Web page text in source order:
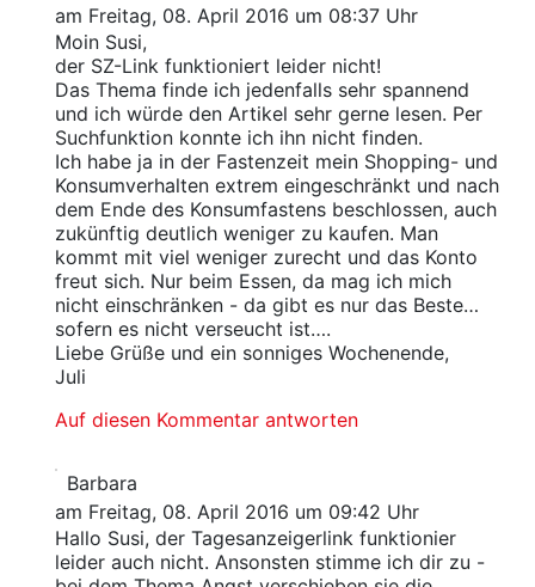
am Freitag, 08. April 2016 um 08:37 Uhr
Moin Susi,
der SZ-Link funktioniert leider nicht!
Das Thema finde ich jedenfalls sehr spannend
und ich würde den Artikel sehr gerne lesen. Per
Suchfunktion konnte ich ihn nicht finden.
Ich habe ja in der Fastenzeit mein Shopping- und
Konsumverhalten extrem eingeschränkt und nach
dem Ende des Konsumfastens beschlossen, auch
zukünftig deutlich weniger zu kaufen. Man
kommt mit viel weniger zurecht und das Konto
freut sich. Nur beim Essen, da mag ich mich
nicht einschränken - da gibt es nur das Beste…
sofern es nicht verseucht ist….
Liebe Grüße und ein sonniges Wochenende,
Juli
Auf diesen Kommentar antworten
Barbara
am Freitag, 08. April 2016 um 09:42 Uhr
Hallo Susi, der Tagesanzeigerlink funktionier
leider auch nicht. Ansonsten stimme ich dir zu -